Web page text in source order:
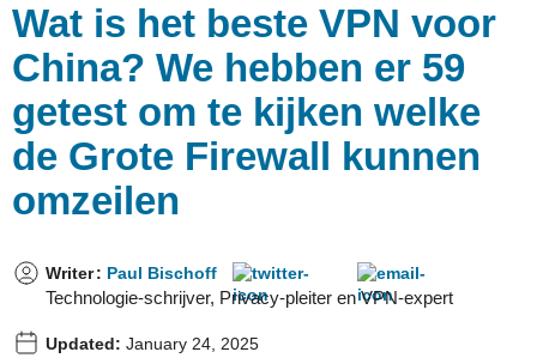
Wat is het beste VPN voor
China? We hebben er 59
getest om te kijken welke
de Grote Firewall kunnen
omzeilen
Writer: Paul Bischoff
Technologie-schrijver, Privacy-pleiter en VPN-expert
Updated: January 24, 2025